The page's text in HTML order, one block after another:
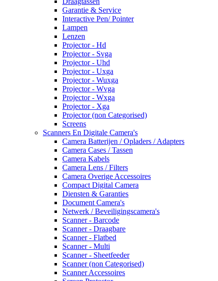
Garantie & Service
Interactive Pen/ Pointer
Lampen
Lenzen
Projector - Hd
Projector - Svga
Projector - Uhd
Projector - Uxga
Projector - Wuxga
Projector - Wvga
Projector - Wxga
Projector - Xga
Projector (non Categorised)
Screens
Scanners En Digitale Camera's
Camera Batterijen / Opladers / Adapters
Camera Cases / Tassen
Camera Kabels
Camera Lens / Filters
Camera Overige Accessoires
Compact Digital Camera
Diensten & Garanties
Document Camera's
Netwerk / Beveiligingscamera's
Scanner - Barcode
Scanner - Draagbare
Scanner - Flatbed
Scanner - Multi
Scanner - Sheetfeeder
Scanner (non Categorised)
Scanner Accessoires